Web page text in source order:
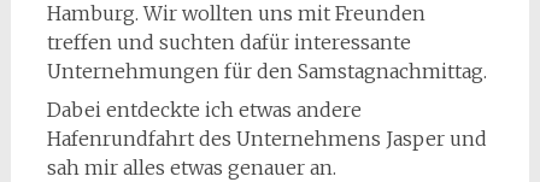
Hamburg. Wir wollten uns mit Freunden
treffen und suchten dafür interessante
Unternehmungen für den Samstagnachmittag.
Dabei entdeckte ich etwas andere
Hafenrundfahrt des Unternehmens Jasper und
sah mir alles etwas genauer an.